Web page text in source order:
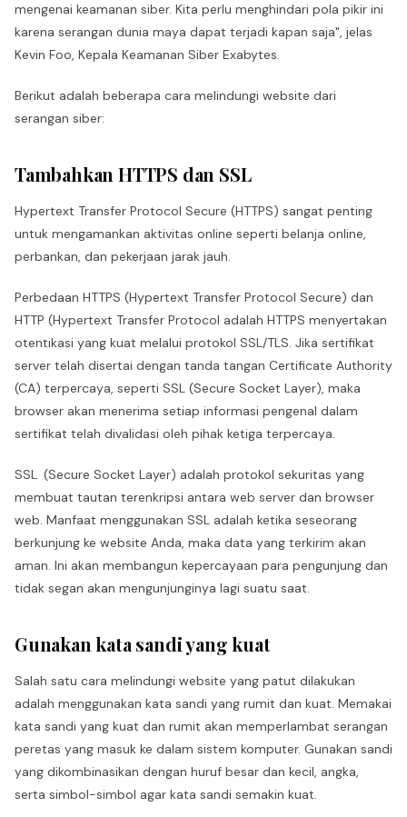
mengenai keamanan siber. Kita perlu menghindari pola pikir ini
karena serangan dunia maya dapat terjadi kapan saja", jelas
Kevin Foo, Kepala Keamanan Siber Exabytes.
Berikut adalah beberapa cara melindungi website dari
serangan siber:
Tambahkan HTTPS dan SSL
Hypertext Transfer Protocol Secure (HTTPS) sangat penting
untuk mengamankan aktivitas online seperti belanja online,
perbankan, dan pekerjaan jarak jauh.
Perbedaan HTTPS (Hypertext Transfer Protocol Secure) dan
HTTP (Hypertext Transfer Protocol adalah HTTPS menyertakan
otentikasi yang kuat melalui protokol SSL/TLS. Jika sertifikat
server telah disertai dengan tanda tangan Certificate Authority
(CA) terpercaya, seperti SSL (Secure Socket Layer), maka
browser akan menerima setiap informasi pengenal dalam
sertifikat telah divalidasi oleh pihak ketiga terpercaya.
SSL (Secure Socket Layer) adalah protokol sekuritas yang
membuat tautan terenkripsi antara web server dan browser
web. Manfaat menggunakan SSL adalah ketika seseorang
berkunjung ke website Anda, maka data yang terkirim akan
aman. Ini akan membangun kepercayaan para pengunjung dan
tidak segan akan mengunjunginya lagi suatu saat.
Gunakan kata sandi yang kuat
Salah satu cara melindungi website yang patut dilakukan
adalah menggunakan kata sandi yang rumit dan kuat. Memakai
kata sandi yang kuat dan rumit akan memperlambat serangan
peretas yang masuk ke dalam sistem komputer. Gunakan sandi
yang dikombinasikan dengan huruf besar dan kecil, angka,
serta simbol-simbol agar kata sandi semakin kuat.